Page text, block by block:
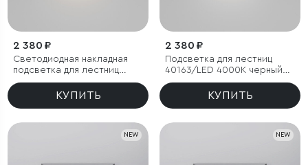
2 380 ₽
Светодиодная накладная
подсветка для лестниц
40163/LED 3000К черный
КУПИТЬ
2 380 ₽
Подсветка для лестниц
40163/LED 4000К черный
IP65
КУПИТЬ
NEW NEW